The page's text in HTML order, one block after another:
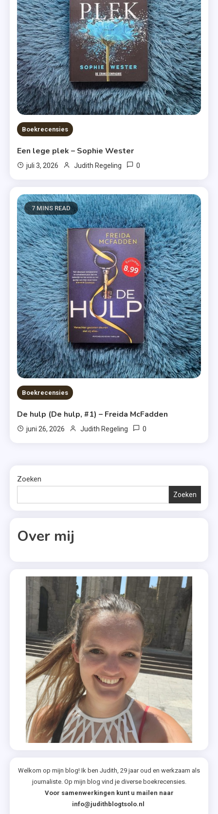
Boekrecensies
Een lege plek – Sophie Wester
juli 3, 2026 Judith Regeling 0
7 MINS READ
Boekrecensies
De hulp (De hulp, #1) – Freida McFadden
juni 26, 2026 Judith Regeling 0
Zoeken
Zoeken
Over mij
Welkom op mijn blog! Ik ben Judith, 29 jaar oud en werkzaam als
journaliste. Op mijn blog vind je diverse boekrecensies.
Voor samenwerkingen kunt u mailen naar
info@judithblogtsolo.nl